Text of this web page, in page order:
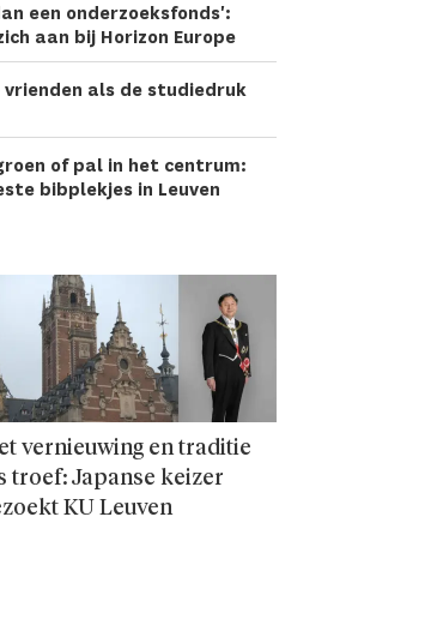
een onderzoeks­fonds':
aan bij Horizon Europe
vrienden als de studiedruk
of pal in het centrum:
bibplekjes in Leuven
vernieuwing en traditie
troef: Japanse keizer
KU Leuven